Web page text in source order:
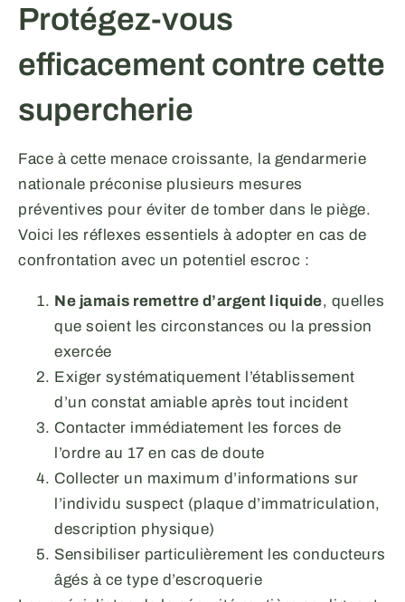
Protégez-vous
efficacement contre cette
supercherie
Face à cette menace croissante, la gendarmerie
nationale préconise plusieurs mesures
préventives pour éviter de tomber dans le piège.
Voici les réflexes essentiels à adopter en cas de
confrontation avec un potentiel escroc :
Ne jamais remettre d’argent liquide, quelles
que soient les circonstances ou la pression
exercée
Exiger systématiquement l’établissement
d’un constat amiable après tout incident
Contacter immédiatement les forces de
l’ordre au 17 en cas de doute
Collecter un maximum d’informations sur
l’individu suspect (plaque d’immatriculation,
description physique)
Sensibiliser particulièrement les conducteurs
âgés à ce type d’escroquerie